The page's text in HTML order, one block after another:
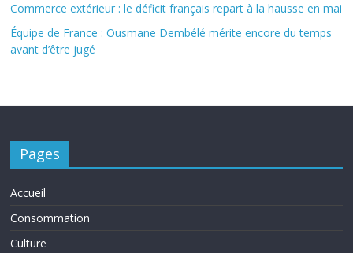
Commerce extérieur : le déficit français repart à la hausse en mai
Équipe de France : Ousmane Dembélé mérite encore du temps
avant d’être jugé
Pages
Accueil
Consommation
Culture